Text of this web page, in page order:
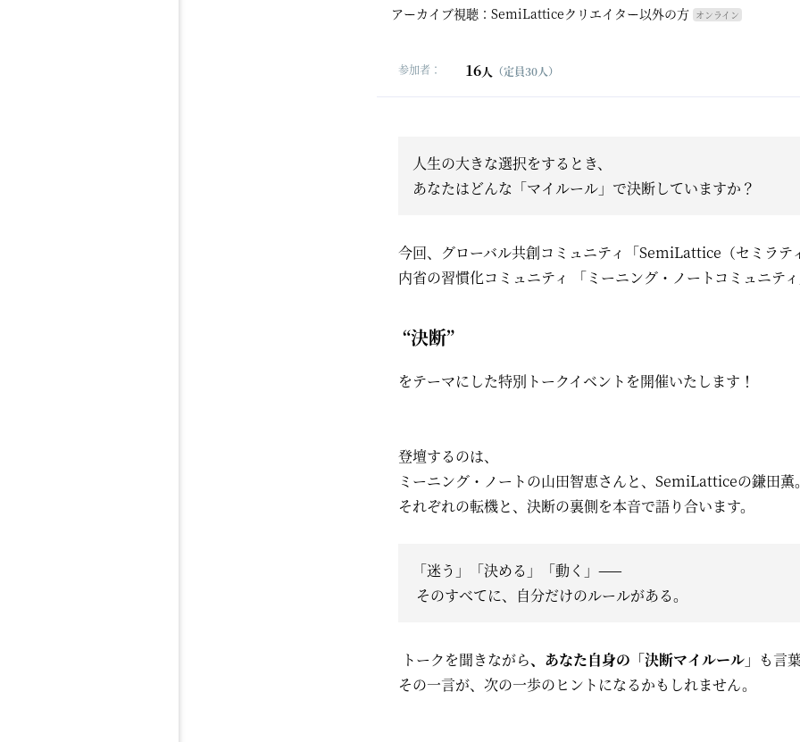
アーカイブ視聴：SemiLatticeクリエイター以外の方 オンライン
参加者： 16人 （定員30人）
人生の大きな選択をするとき、
あなたはどんな「マイルール」で決断していますか？
今回、グローバル共創コミュニティ「SemiLattice（セミラテ
内省の習慣化コミュニティ 「ミーニング・ノートコミュニテ
“決断”
をテーマにした特別トークイベントを開催いたします！
登壇するのは、
ミーニング・ノートの山田智恵さんと、SemiLatticeの鎌田薫
それぞれの転機と、決断の裏側を本音で語り合います。
「迷う」「決める」「動く」——
そのすべてに、自分だけのルールがある。
トークを聞きながら、あなた自身の「決断マイルール」 も言
その一言が、次の一歩のヒントになるかもしれません。